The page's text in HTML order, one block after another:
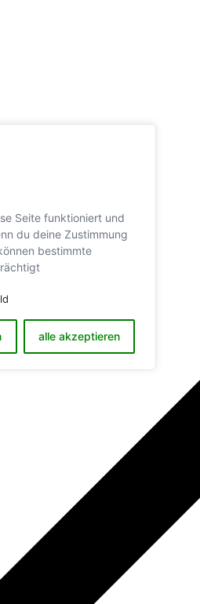
Seite funktioniert und
du deine Zustimmung
bestimmte
alle akzeptieren